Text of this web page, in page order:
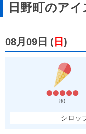
日野町のア
08月09日 ( 日 )
80
シロッ